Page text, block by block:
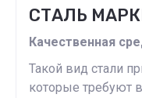
СТАЛЬ
Качественная
Такой вид стали
которые требуют